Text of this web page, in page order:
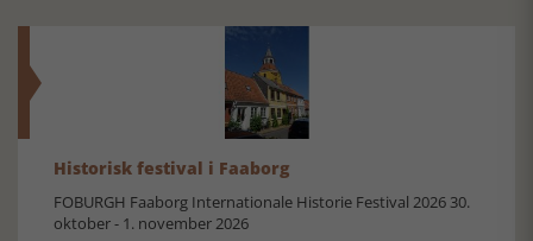
Historisk festival i Faaborg
FOBURGH Faaborg Internationale Historie Festival 2026 30.
oktober - 1. november 2026